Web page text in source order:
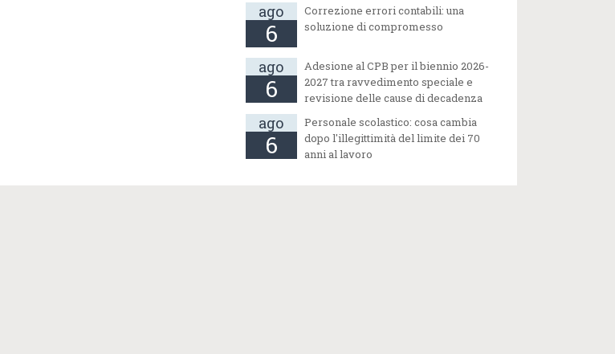
ago
6
Correzione errori contabili: una
soluzione di compromesso
ago
6
Adesione al CPB per il biennio 2026-
2027 tra ravvedimento speciale e
revisione delle cause di decadenza
ago
6
Personale scolastico: cosa cambia
dopo l'illegittimità del limite dei 70
anni al lavoro